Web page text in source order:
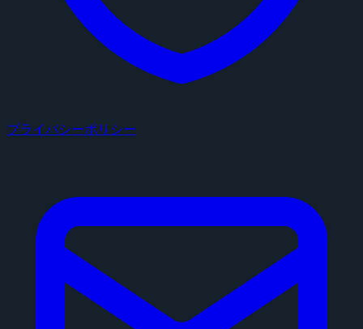
プライバシーポリシー